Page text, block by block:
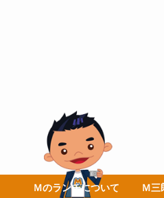
Ｍのランチについて Ｍ三